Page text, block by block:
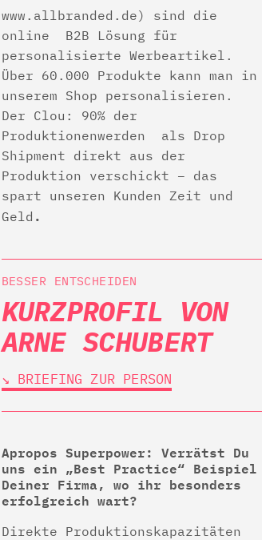
www.allbranded.de) sind die
online B2B Lösung für
personalisierte Werbeartikel.
Über 60.000 Produkte kann man in
unserem Shop personalisieren.
Der Clou: 90% der
Produktionenwerden als Drop
Shipment direkt aus der
Produktion verschickt – das
spart unseren Kunden Zeit und
Geld .
BESSER ENTSCHEIDEN
KURZPROFIL VON
ARNE SCHUBERT
↘︎ BRIEFING ZUR PERSON
Apropos Superpower: Verrätst Du
uns ein „Best Practice“ Beispiel
Deiner Firma, wo ihr besonders
erfolgreich wart?
Direkte Produktionskapazitäten